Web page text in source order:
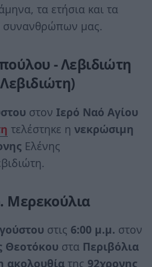
τα ετήσια και τα
συνανθρώπων μας.
- Λεβιδιώτη
στον Ιερό Ναό Αγίου
τελέστηκε η νεκρώσιμη
Ελένης
Μερεκούλια
στις 6:00 μ.μ. στον
Θεοτόκου στα Περιβόλια
ακολουθία της 92χρονης